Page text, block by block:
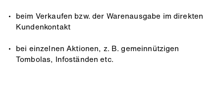
beim Verkaufen bzw. der Warenausgabe im direkten
Kundenkontakt
bei einzelnen Aktionen, z. B. gemeinnützigen
Tombolas, Infoständen etc.